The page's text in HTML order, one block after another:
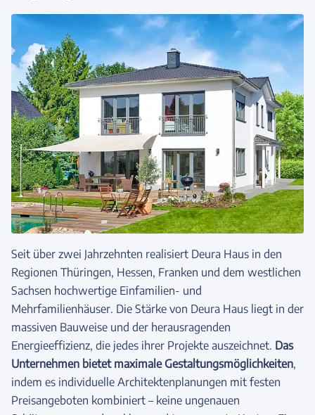
Seit über zwei Jahrzehnten realisiert Deura Haus in den
Regionen Thüringen, Hessen, Franken und dem westlichen
Sachsen hochwertige Einfamilien- und
Mehrfamilienhäuser. Die Stärke von Deura Haus liegt in der
massiven Bauweise und der herausragenden
Energieeffizienz, die jedes ihrer Projekte auszeichnet. Das
Unternehmen bietet maximale Gestaltungsmöglichkeiten,
indem es individuelle Architektenplanungen mit festen
Preisangeboten kombiniert – keine ungenauen